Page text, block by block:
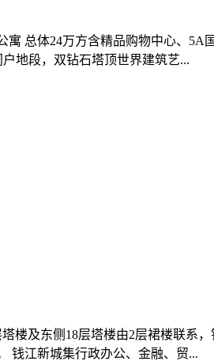
总体24万方含精品购物中心、5A
地段，双钻石塔顶世界建筑艺...
楼及东侧18层塔楼由2层裙楼联系
钱江新城集行政办公、金融、贸...